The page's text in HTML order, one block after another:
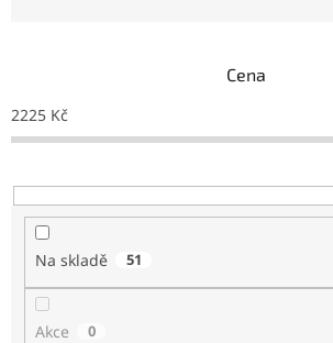
o
d
k
t
Cena
2225 Kč
Na skladě 51
Akce 0